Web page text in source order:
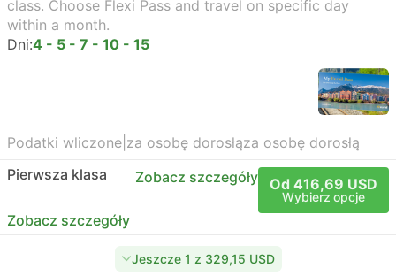
class. Choose Flexi Pass and travel on specific day
within a month.
Dni:4 - 5 - 7 - 10 - 15
Podatki wliczone za osobę dorosłąza osobę dorosłą
Pierwsza klasa
Zobacz szczegóły Od 416,69 USD
Wybierz opcje
Zobacz szczegóły
Jeszcze 1 z 329,15 USD